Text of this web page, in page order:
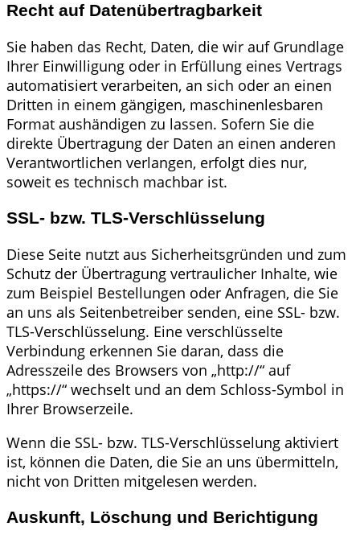
Recht auf Daten­übertrag­barkeit
Sie haben das Recht, Daten, die wir auf Grundlage
Ihrer Einwilligung oder in Erfüllung eines Vertrags
automatisiert verarbeiten, an sich oder an einen
Dritten in einem gängigen, maschinenlesbaren
Format aushändigen zu lassen. Sofern Sie die
direkte Übertragung der Daten an einen anderen
Verantwortlichen verlangen, erfolgt dies nur,
soweit es technisch machbar ist.
SSL- bzw. TLS-Verschlüsselung
Diese Seite nutzt aus Sicherheitsgründen und zum
Schutz der Übertragung vertraulicher Inhalte, wie
zum Beispiel Bestellungen oder Anfragen, die Sie
an uns als Seitenbetreiber senden, eine SSL- bzw.
TLS-Verschlüsselung. Eine verschlüsselte
Verbindung erkennen Sie daran, dass die
Adresszeile des Browsers von „http://“ auf
„https://“ wechselt und an dem Schloss-Symbol in
Ihrer Browserzeile.
Wenn die SSL- bzw. TLS-Verschlüsselung aktiviert
ist, können die Daten, die Sie an uns übermitteln,
nicht von Dritten mitgelesen werden.
Auskunft, Löschung und Berichtigung